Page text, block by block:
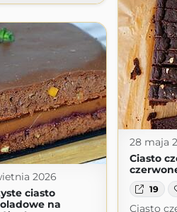
28 maja
Ciasto
19
Ciasto
2026
ciasto
na